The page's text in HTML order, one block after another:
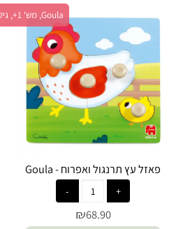
Goula, מש' 1+, גיל 1+